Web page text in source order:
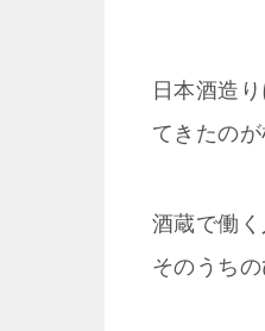
日本酒造
てきたのが
酒蔵で働
そのうちの